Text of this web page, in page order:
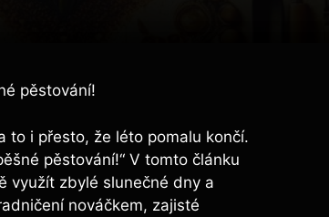
pěstování!
to i přesto, ‍že léto pomalu končí.​
pěstování!“ V tomto článku
využít⁤ zbylé ⁢slunečné dny a‍
nováčkem, zajisté